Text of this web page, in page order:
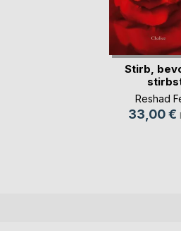
Stirb,
Reshad
33,00 €